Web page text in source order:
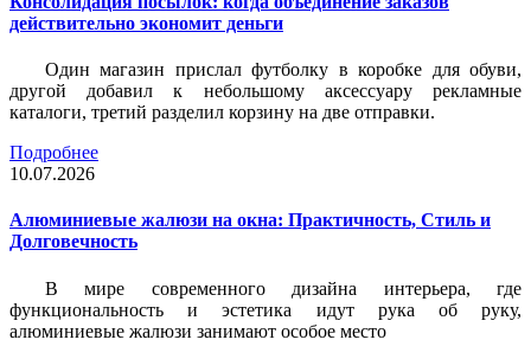
действительно экономит деньги
Один магазин прислал футболку в коробке для обуви,
другой добавил к небольшому аксессуару рекламные
каталоги, третий разделил корзину на две отправки.
Подробнее
10.07.2026
Алюминиевые жалюзи на окна: Практичность, Стиль и
Долговечность
В мире современного дизайна интерьера, где
функциональность и эстетика идут рука об руку,
алюминиевые жалюзи занимают особое место